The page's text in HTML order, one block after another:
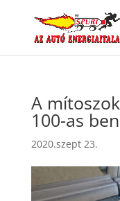
A
100-as
2020.szept 23.